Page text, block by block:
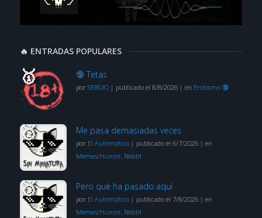
🔥 ENTRADAS POPULARES
🔞 Tetas
por SERGIO| publicado el 8/8/2026| en Erotismo 🔞
Me pasa demasiadas veces
por El Automático| publicado el 6/7/2026| en
Memes/Humor, Reddit
Pero qué ha pasado aquí
por El Automático| publicado el 7/8/2026| en
Memes/Humor, Reddit